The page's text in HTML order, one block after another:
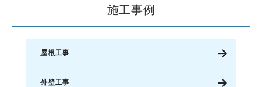
施工事例
屋根工事
外壁工事